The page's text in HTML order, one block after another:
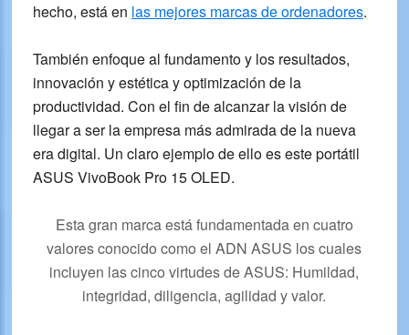
hecho, está en las mejores marcas de ordenadores.
También enfoque al fundamento y los resultados,
innovación y estética y optimización de la
productividad. Con el fin de alcanzar la visión de
llegar a ser la empresa más admirada de la nueva
era digital. Un claro ejemplo de ello es este portátil
ASUS VivoBook Pro 15OLED.
Esta gran marca está fundamentada en cuatro
valores conocido como el ADN ASUS los cuales
incluyen las cinco virtudes de ASUS: Humildad,
integridad, diligencia, agilidad y valor.